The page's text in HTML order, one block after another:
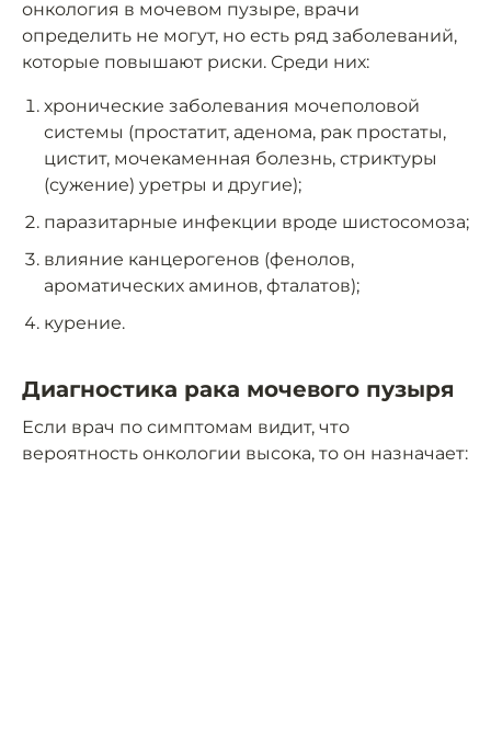
онкология в мочевом пузыре, врачи
определить не могут, но есть ряд заболеваний,
которые повышают риски. Среди них:
хронические заболевания мочеполовой
системы (простатит, аденома, рак простаты,
цистит, мочекаменная болезнь, стриктуры
(сужение) уретры и другие);
паразитарные инфекции вроде шистосомоза;
влияние канцерогенов (фенолов,
ароматических аминов, фталатов);
курение.
Диагностика рака мочевого пузыря
Если врач по симптомам видит, что
вероятность онкологии высока, то он назначает: